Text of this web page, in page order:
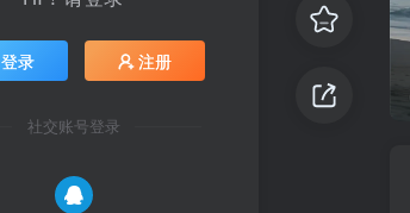
登录 注册
社交账号登录